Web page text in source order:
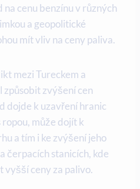
cenu benzínu v různých
a geopolitické
mít vliv na ceny paliva.
mezi Tureckem a
způsobit zvýšení cen
dojde k uzavření hranic
může dojít k
a tím i ke zvýšení jeho
čerpacích stanicích, kde
vyšší ceny za palivo.